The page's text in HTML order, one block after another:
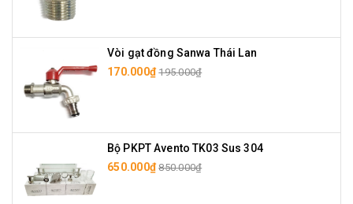
Vòi gạt đồng Sanwa Thái Lan
170.000₫ 195.000₫
Bộ PKPT Avento TK03 Sus 304
650.000₫ 850.000₫